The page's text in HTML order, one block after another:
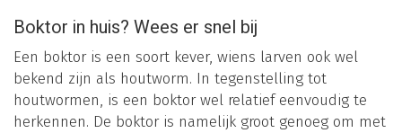
Boktor in huis? Wees er snel bij
Een boktor is een soort kever, wiens larven ook wel
bekend zijn als houtworm. In tegenstelling tot
houtwormen, is een boktor wel relatief eenvoudig te
herkennen. De boktor is namelijk groot genoeg om met